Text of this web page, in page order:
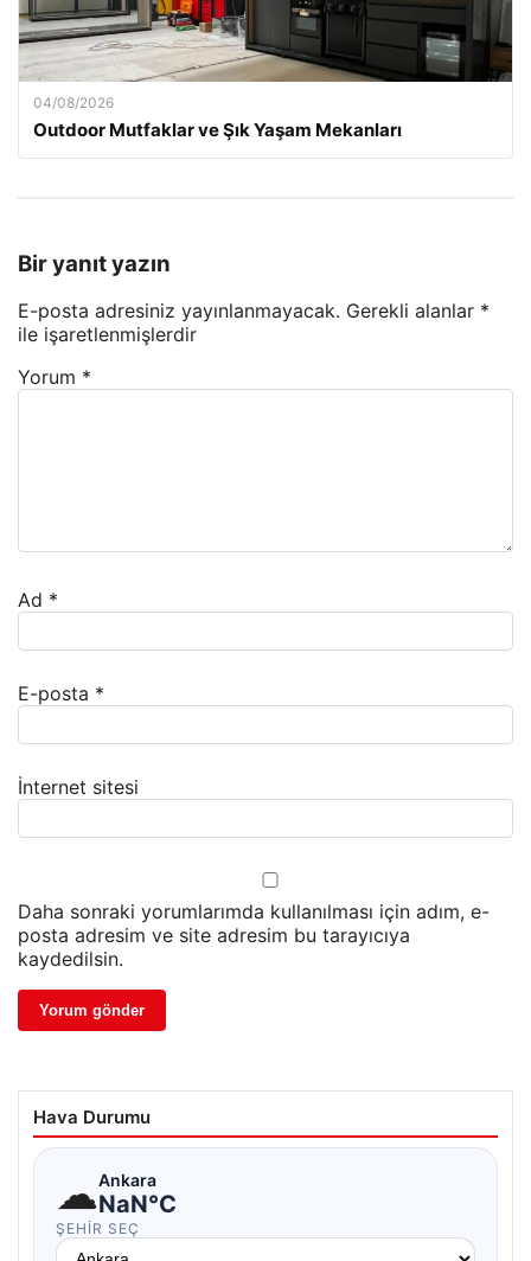
04/08/2026
Outdoor Mutfaklar ve Şık Yaşam Mekanları
Bir yanıt yazın
E-posta adresiniz yayınlanmayacak. Gerekli alanlar *
ile işaretlenmişlerdir
Yorum *
Ad *
E-posta *
İnternet sitesi
Daha sonraki yorumlarımda kullanılması için adım, e-
posta adresim ve site adresim bu tarayıcıya
kaydedilsin.
Hava Durumu
☁Ankara
NaN°C
ŞEHIR SEÇ